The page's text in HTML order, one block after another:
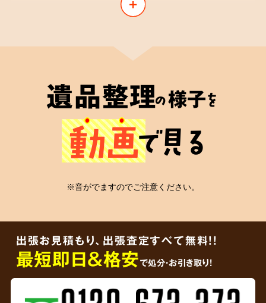
2 遺品整理士 が在籍
安心の証
理をご依頼者様に届けることをお約束します。
遺品整理の様子を
動画で見る
※音がでますのでご注意ください。
出張お見積もり、出張査定すべて無料!!
最短即日＆格安で処分・お引き取り！